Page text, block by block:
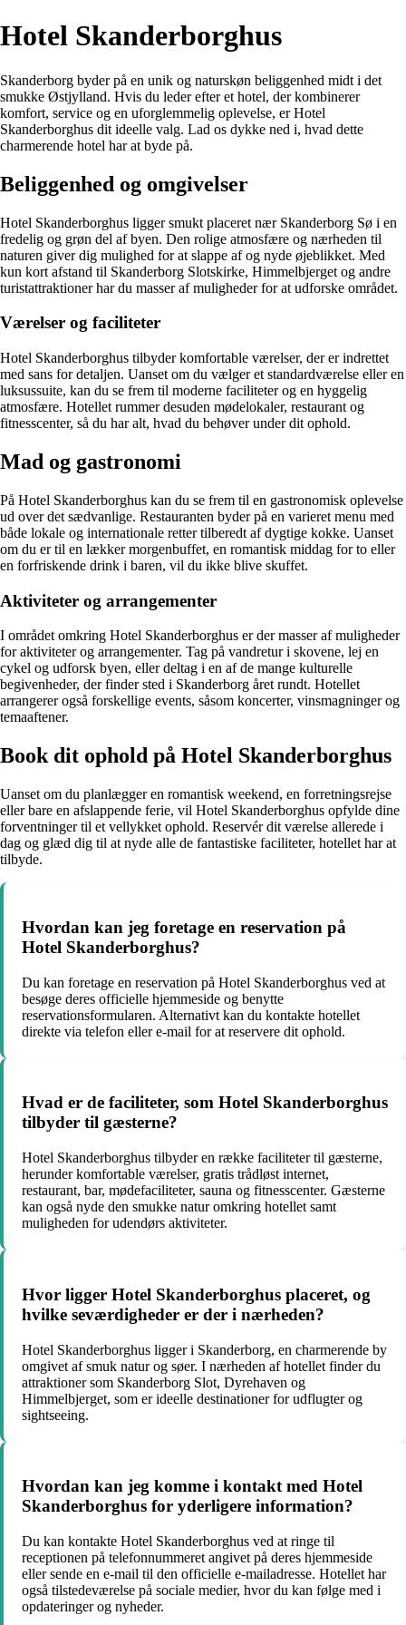
Hotel Skanderborghus
Skanderborg byder på en unik og naturskøn beliggenhed midt i det
smukke Østjylland. Hvis du leder efter et hotel, der kombinerer
komfort, service og en uforglemmelig oplevelse, er Hotel
Skanderborghus dit ideelle valg. Lad os dykke ned i, hvad dette
charmerende hotel har at byde på.
Beliggenhed og omgivelser
Hotel Skanderborghus ligger smukt placeret nær Skanderborg Sø i en
fredelig og grøn del af byen. Den rolige atmosfære og nærheden til
naturen giver dig mulighed for at slappe af og nyde øjeblikket. Med
kun kort afstand til Skanderborg Slotskirke, Himmelbjerget og andre
turistattraktioner har du masser af muligheder for at udforske området.
Værelser og faciliteter
Hotel Skanderborghus tilbyder komfortable værelser, der er indrettet
med sans for detaljen. Uanset om du vælger et standardværelse eller en
luksussuite, kan du se frem til moderne faciliteter og en hyggelig
atmosfære. Hotellet rummer desuden mødelokaler, restaurant og
fitnesscenter, så du har alt, hvad du behøver under dit ophold.
Mad og gastronomi
På Hotel Skanderborghus kan du se frem til en gastronomisk oplevelse
ud over det sædvanlige. Restauranten byder på en varieret menu med
både lokale og internationale retter tilberedt af dygtige kokke. Uanset
om du er til en lækker morgenbuffet, en romantisk middag for to eller
en forfriskende drink i baren, vil du ikke blive skuffet.
Aktiviteter og arrangementer
I området omkring Hotel Skanderborghus er der masser af muligheder
for aktiviteter og arrangementer. Tag på vandretur i skovene, lej en
cykel og udforsk byen, eller deltag i en af de mange kulturelle
begivenheder, der finder sted i Skanderborg året rundt. Hotellet
arrangerer også forskellige events, såsom koncerter, vinsmagninger og
temaaftener.
Book dit ophold på Hotel Skanderborghus
Uanset om du planlægger en romantisk weekend, en forretningsrejse
eller bare en afslappende ferie, vil Hotel Skanderborghus opfylde dine
forventninger til et vellykket ophold. Reservér dit værelse allerede i
dag og glæd dig til at nyde alle de fantastiske faciliteter, hotellet har at
tilbyde.
Hvordan kan jeg foretage en reservation på
Hotel Skanderborghus?
Du kan foretage en reservation på Hotel Skanderborghus ved at
besøge deres officielle hjemmeside og benytte
reservationsformularen. Alternativt kan du kontakte hotellet
direkte via telefon eller e-mail for at reservere dit ophold.
Hvad er de faciliteter, som Hotel Skanderborghus
tilbyder til gæsterne?
Hotel Skanderborghus tilbyder en række faciliteter til gæsterne,
herunder komfortable værelser, gratis trådløst internet,
restaurant, bar, mødefaciliteter, sauna og fitnesscenter. Gæsterne
kan også nyde den smukke natur omkring hotellet samt
muligheden for udendørs aktiviteter.
Hvor ligger Hotel Skanderborghus placeret, og
hvilke seværdigheder er der i nærheden?
Hotel Skanderborghus ligger i Skanderborg, en charmerende by
omgivet af smuk natur og søer. I nærheden af hotellet finder du
attraktioner som Skanderborg Slot, Dyrehaven og
Himmelbjerget, som er ideelle destinationer for udflugter og
sightseeing.
Hvordan kan jeg komme i kontakt med Hotel
Skanderborghus for yderligere information?
Du kan kontakte Hotel Skanderborghus ved at ringe til
receptionen på telefonnummeret angivet på deres hjemmeside
eller sende en e-mail til den officielle e-mailadresse. Hotellet har
også tilstedeværelse på sociale medier, hvor du kan følge med i
opdateringer og nyheder.